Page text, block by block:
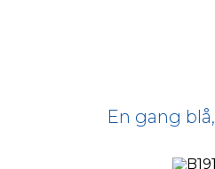
En gang blå,